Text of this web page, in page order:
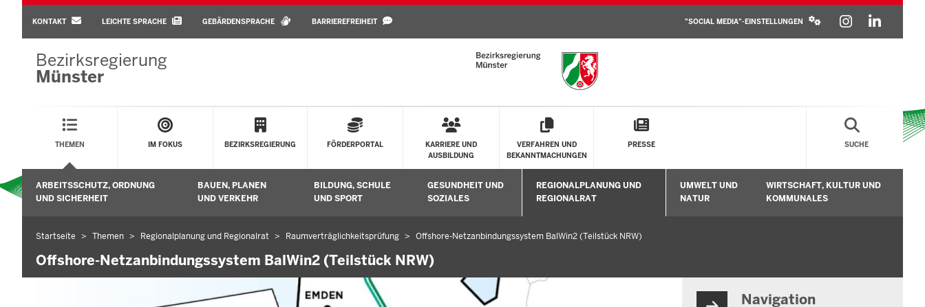
SPRACHEN
KONTAKT LEICHTE SPRACHE GEBÄRDENSPRACHE BARRIEREFREIHEIT
MEDIA
"SOCIAL MEDIA"-EINSTELLUNGEN
Bezirksregierung
Münster
THEMEN IM FOKUS BEZIRKSREGIERUNG FÖRDERPORTAL
KARRIERE UND
AUSBILDUNG
VERFAHREN UND
BEKANNTMACHUNGEN
PRESSE SUCHE
ARBEITSSCHUTZ, ORDNUNG
UND SICHERHEIT
Untermenü öffnen
BAUEN, PLANEN
UND VERKEHR
Untermenü öffnen
BILDUNG, SCHULE
UND SPORT
Untermenü öffnen
GESUNDHEIT UND
SOZIALES
Untermenü öffnen
REGIONALPLANUNG UND
REGIONALRAT
Untermenü öffnen
UMWELT UND
NATUR
Untermenü öffnen
WIRTSCHAFT, KULTUR UND
KOMMUNALES
Sie
befinden
Startseite Themen Regionalplanung und Regionalrat Raumverträglichkeitsprüfung Offshore-Netzanbindungssystem BalWin2 (Teilstück NRW)
Offshore-Netzanbindungssystem BalWin2 (Teilstück NRW)
Navigation